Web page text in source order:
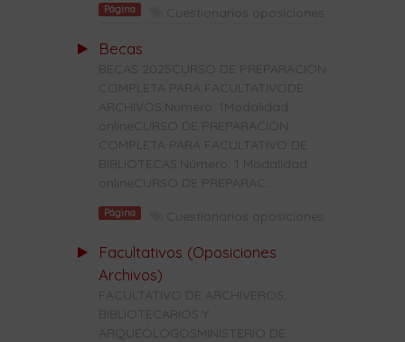
Página Cuestionarios oposiciones
Becas
BECAS 2025CURSO DE PREPARACIÓN
COMPLETA PARA FACULTATIVODE
ARCHIVOS:Número: 1Modalidad:
onlineCURSO DE PREPARACIÓN
COMPLETA PARA FACULTATIVO DE
BIBLIOTECAS:Número: 1 Modalidad:
onlineCURSO DE PREPARAC...
Página Cuestionarios oposiciones
Facultativos (Oposiciones
Archivos)
FACULTATIVO DE ARCHIVEROS,
BIBLIOTECARIOS Y
ARQUEÓLOGOSMINISTERIO DE